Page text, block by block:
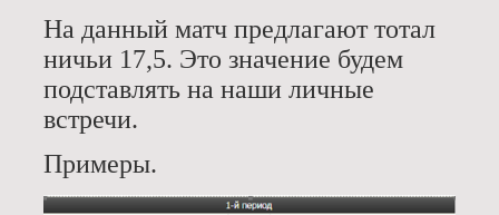
На данный матч предлагают тотал
ничьи 17,5. Это значение будем
подставлять на наши личные
встречи.
Примеры.